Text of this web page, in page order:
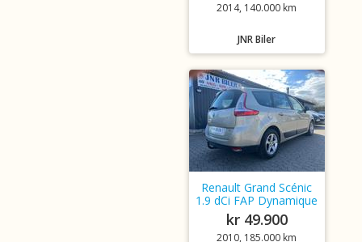
2014, 140.000 km
JNR Biler
Renault Grand Scénic
1.9 dCi FAP Dynamique
kr 49.900
2010, 185.000 km